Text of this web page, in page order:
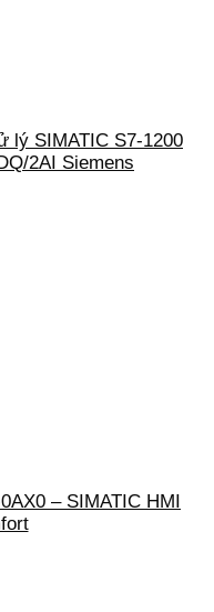
lý SIMATIC S7-1200
2AI Siemens
– SIMATIC HMI